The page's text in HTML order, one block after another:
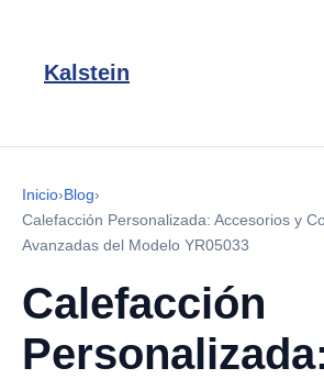
Kalstein
Inicio›Blog›
Calefacción Personalizada: Accesorios y
Avanzadas del Modelo YR05033
Calefacción